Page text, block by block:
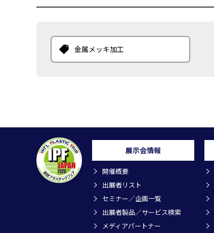
金属メッキ加工
展示会情報
開催概要
出展者リスト
セミナー／企画一覧
出展者製品／サービス検索
メディアパートナー